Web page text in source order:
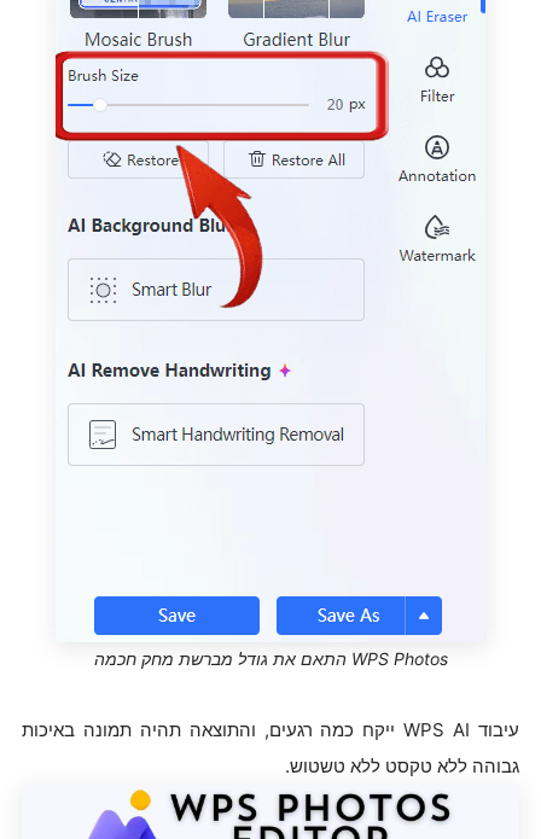
WPS Photos התאם את גודל מברשת מחק חכמה
עיבוד WPS AI ייקח כמה רגעים, והתוצאה תהיה תמונה באיכות
גבוהה ללא טקסט ללא טשטוש.